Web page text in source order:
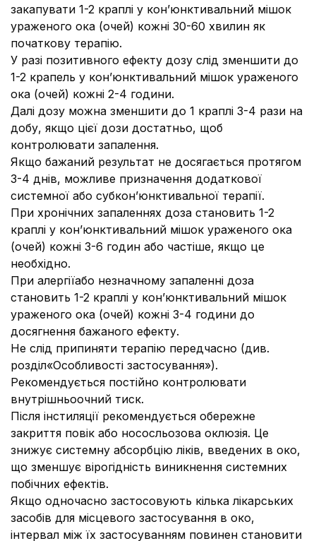
закапувати 1-2 краплі у кон’юнктивальний мішок
ураженого ока (очей) кожні 30-60 хвилин як
початкову терапію.
У разі позитивного ефекту дозу слід зменшити до
1-2 крапель у кон’юнктивальний мішок ураженого
ока (очей) кожні 2-4 години.
Далі дозу можна зменшити до 1 краплі 3-4 рази на
добу, якщо цієї дози достатньо, щоб
контролювати запалення.
Якщо бажаний результат не досягається протягом
3-4 днів, можливе призначення додаткової
системної або субкон’юнктивальної терапії.
При хронічних запаленнях доза становить 1-2
краплі у кон’юнктивальний мішок ураженого ока
(очей) кожні 3-6 годин або частіше, якщо це
необхідно.
При алергіїабо незначному запаленні доза
становить 1-2 краплі у кон’юнктивальний мішок
ураженого ока (очей) кожні 3-4 години до
досягнення бажаного ефекту.
Не слід припиняти терапію передчасно (див.
розділ«Особливості застосування»).
Рекомендується постійно контролювати
внутрішньоочний тиск.
Після інстиляції рекомендується обережне
закриття повік або нососльозова оклюзія. Це
знижує системну абсорбцію ліків, введених в око,
що зменшує вірогідність виникнення системних
побічних ефектів.
Якщо одночасно застосовують кілька лікарських
засобів для місцевого застосування в око,
інтервал між їх застосуванням повинен становити